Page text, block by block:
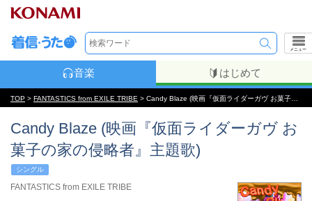
メニュー
音楽 はじめて
TOP > FANTASTICS from EXILE TRIBE > Candy Blaze (映画『仮面ライダーガヴ お菓子の家の侵略者』主題歌)
Candy Blaze (映画『仮面ライダーガヴ お
菓子の家の侵略者』主題歌)
シングル
FANTASTICS from EXILE TRIBE